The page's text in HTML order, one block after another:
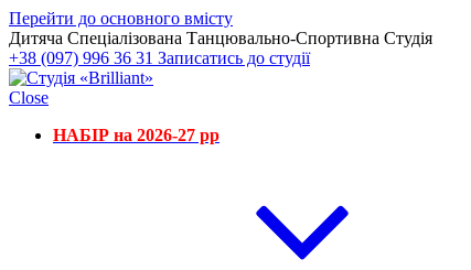
Перейти до основного вмісту
Дитяча Спеціалізована Танцювально-Спортивна Студія
+38 (097) 996 36 31 Записатись до студії
Close
НАБІР на 2026-27 рр